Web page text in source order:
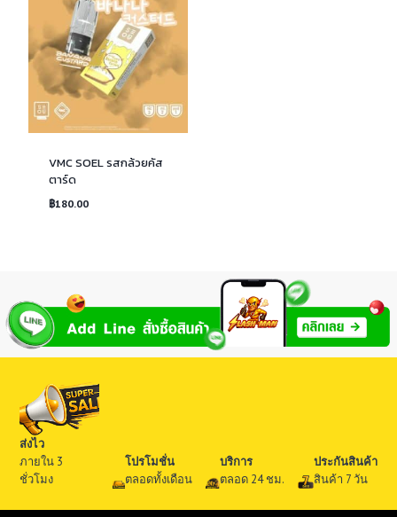
VMC SOEL รสกล้วยคัส
ตาร์ด
฿180.00
ส่งไว
ภายใน 3
ชั่วโมง
โปรโมชั่น
ตลอดทั้งเดือน
บริการ
ตลอด 24 ชม.
ประกันสินค้า
สินค้า 7 วัน